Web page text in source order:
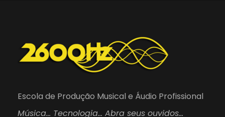
Escola de Produção Musical e Áudio Profissional
Música… Tecnologia… Abra seus ouvidos…